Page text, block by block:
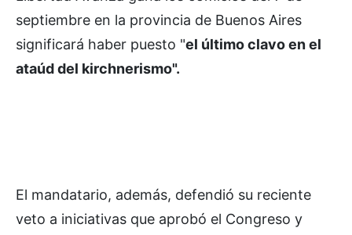
septiembre en la provincia de Buenos Aires
significará haber puesto "el último clavo en el
ataúd del kirchnerismo".
El mandatario, además, defendió su reciente
veto a iniciativas que aprobó el Congreso y